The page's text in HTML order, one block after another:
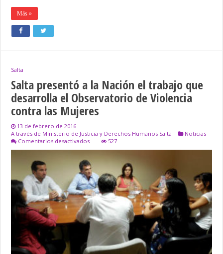
Más »
Salta
Salta presentó a la Nación el trabajo que
desarrolla el Observatorio de Violencia
contra las Mujeres
13 de febrero de 2016
A través de Ministerio de Justicia y Derechos Humanos Salta
Noticias
Comentarios desactivadosen
a
la
Nación
el
trabajo
que
desarrolla
el
Observatorio
de
contra
527